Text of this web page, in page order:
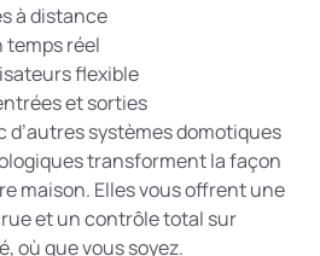
à distance
temps réel
flexible
et sorties
d’autres systèmes domotiques
transforment la façon
maison. Elles vous offrent une
et un contrôle total sur
où que vous soyez.